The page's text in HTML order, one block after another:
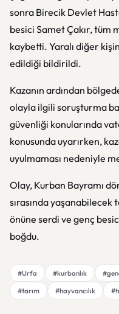
sonra Birecik Devlet
besici Samet Çakır, tüm
kaybetti. Yaralı diğer
edildiği bildirildi.
Kazanın ardından
olayla ilgili soruşturma
güvenliği konularında
konusunda uyarırken,
uyulmaması nedeniyle
Olay, Kurban Bayramı
sırasında
önüne serdi ve genç
boğdu.
#Urfa #kurbanlık
#tarım
#hayvancılık